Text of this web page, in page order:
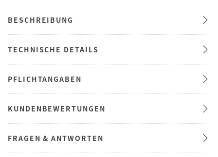
BESCHREIBUNG
TECHNISCHE DETAILS
PFLICHTANGABEN
KUNDENBEWERTUNGEN
FRAGEN & ANTWORTEN